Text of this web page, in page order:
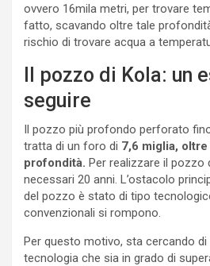
ovvero 16mila metri, per trovare
fatto, scavando oltre tale
rischio di trovare acqua a
Il pozzo di Kola: un
seguire
Il pozzo più profondo perforato
tratta di un foro di 7,6 miglia,
profondità. Per realizzare il pozzo
necessari 20 anni. L’ostacolo
del pozzo è stato di tipo
convenzionali si rompono.
Per questo motivo, sta cercando di
tecnologia che sia in grado di